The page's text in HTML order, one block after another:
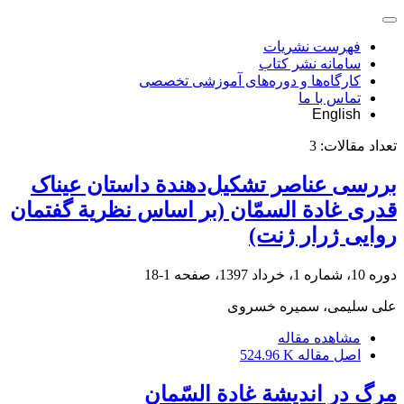
فهرست نشریات
سامانه نشر کتاب
کارگاه‌ها و دوره‌های آموزشی تخصصی
تماس با ما
English
تعداد مقالات: 3
بررسی عناصر تشکیل‌دهندة داستان عیناک
قدری غادة السمّان (بر اساس نظریة گفتمان
روایی ژرار ژنت)
دوره 10، شماره 1، خرداد 1397، صفحه 1-18
علی سلیمی، سمیره خسروی
مشاهده مقاله
اصل مقاله 524.96 K
مرگ در اندیشة غادة السّمان